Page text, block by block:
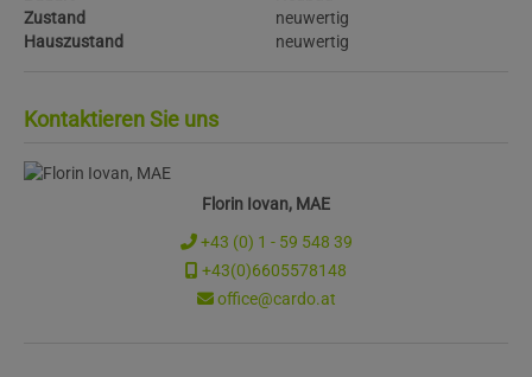
Zustand
neuwertig
Hauszustand
neuwertig
Kontaktieren Sie uns
Florin Iovan, MAE
+43 (0) 1 - 59 548 39
+43(0)6605578148
office@cardo.at